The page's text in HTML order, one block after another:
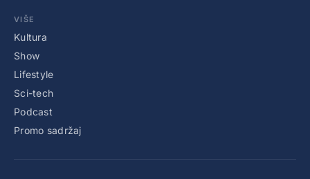
VIŠE
Kultura
Show
Lifestyle
Sci-tech
Podcast
Promo sadržaj